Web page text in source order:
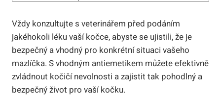
Vždy konzultujte s veterinářem před podáním
jakéhokoli léku vaší kočce, abyste se ujistili, že je
bezpečný a vhodný pro konkrétní situaci vašeho
mazlíčka. S vhodným antiemetikem můžete efektivně
zvládnout kočičí nevolnosti a zajistit tak pohodlný a
bezpečný život pro vaší kočku.